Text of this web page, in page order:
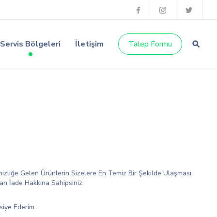
Servis Bölgeleri İletişim Talep Formu
Gelen Ürünlerin Sizelere En Temiz Bir Şekilde Ulaşması
İade Hakkına Sahipsiniz.
Ederim.